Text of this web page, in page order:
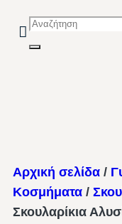
Αρχική σελίδα /
Κοσμήματα /
Σκουλαρίκια